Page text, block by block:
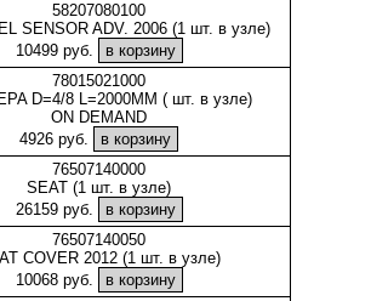
58207080100
SENSOR ADV. 2006 (1 шт. в узле)
10499 руб.
78015021000
D=4/8 L=2000MM ( шт. в узле)
ON DEMAND
4926 руб.
76507140000
SEAT (1 шт. в узле)
26159 руб.
76507140050
COVER 2012 (1 шт. в узле)
10068 руб.